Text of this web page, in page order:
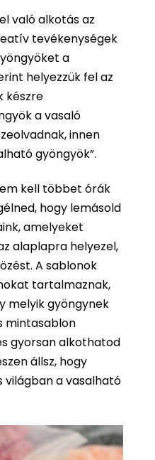
való alkotás az
tevékenységek
a
helyezzük fel az
készre
a vasaló
innen
gyöngyök”.
kell többet órák
hogy lemásold
amelyeket
alaplapra helyezel,
A sablonok
tartalmaznak,
melyik gyöngynek
mintasablon
gyorsan alkothatod
állsz, hogy
világban a vasalható